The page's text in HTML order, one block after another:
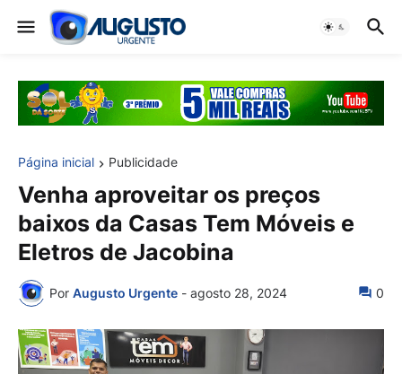
Página inicial Publicidade
Venha aproveitar os preços
baixos da Casas Tem Móveis e
Eletros de Jacobina
Por Augusto Urgente - agosto 28, 2024 0